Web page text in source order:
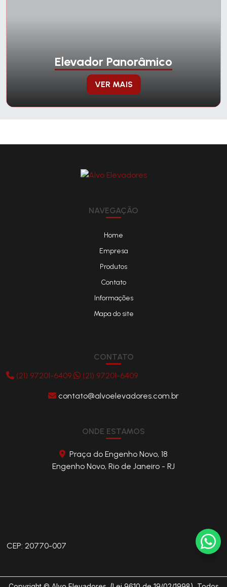
Elevador Panorâmico
VER MAIS
NAVEGAÇÃO
Home
Empresa
Produtos
Contato
Informações
Mapa do site
CONTATO
(21) 97201-6409
(21) 97201-6409
contato@alvoelevadores.com.br
ONDE ESTAMOS
Praça do Engenho Novo, 18
Engenho Novo, Rio de Janeiro - RJ
CEP: 20770-007